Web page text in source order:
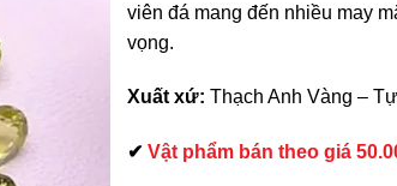
viên đá mang đến nhiều may
vọng.
Xuất xứ:Thạch Anh Vàng –
✔Vật phẩm bán theo giá